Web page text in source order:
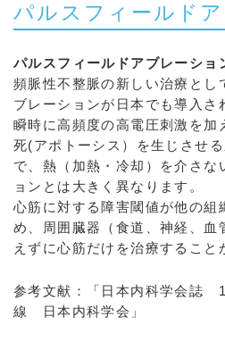
パルスフィールド
パルスフィールドアブレーショ
頻脈性不整脈の新しい治療とし
ブレーションが日本でも導入さ
瞬時に高頻度の高電圧刺激を加
死(アポトーシス）を生じさせ
で、熱（加熱・冷却）を介さな
ョンとは大きく異なります。
心筋に対する障害閾値が他の組
め、周囲臓器（食道、神経、血
えずに心筋だけを治療すること
参考文献：「日本内科学会
線 日本内科学会」